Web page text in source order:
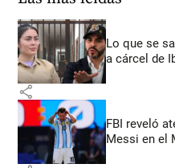
Lo que se
a cárcel de
share
FBI reveló
Messi en el